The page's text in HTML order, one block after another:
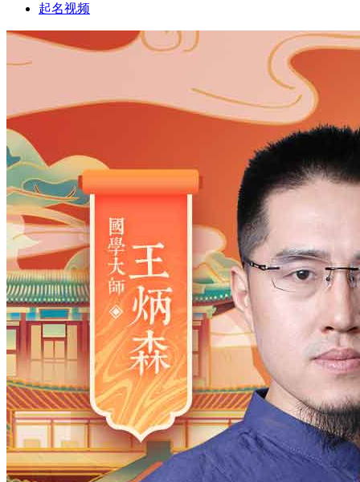
起名视频